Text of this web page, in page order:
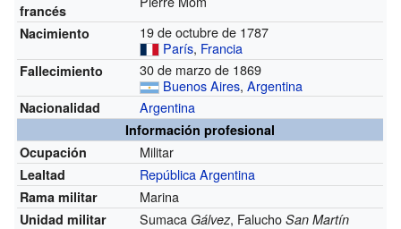
francés
Nacimiento
19 de octubre de 1787
París, Francia
Fallecimiento
30 de marzo de 1869
Buenos Aires,Argentina
Nacionalidad Argentina
Información profesional
Ocupación
Militar
Lealtad República Argentina
Rama militar Marina
Unidad militar Sumaca Gálvez, FaluchoSan Martín